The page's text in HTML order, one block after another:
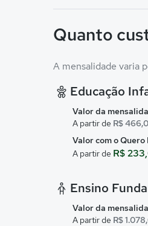
Quanto
A mensalidade varia
Educação
Valor da
A partir de R$
Valor com o Quero
A partir de R$
Ensino
Valor da
A partir de R$